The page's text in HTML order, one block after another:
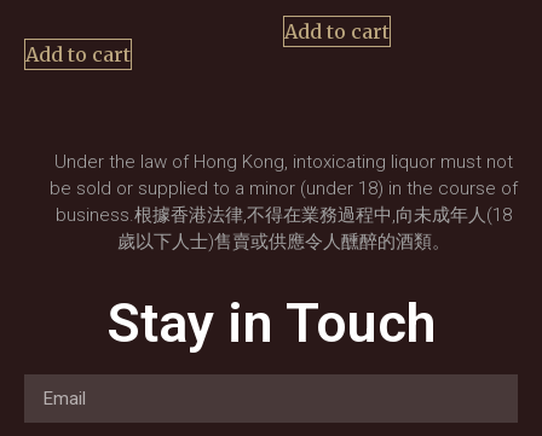
Add to cart
Add to cart
Under the law of Hong Kong, intoxicating liquor must not
be sold or supplied to a minor (under 18) in the course of
business.根據香港法律,不得在業務過程中,向未成年人(18
歲以下人士)售賣或供應令人醺醉的酒類。
Stay in Touch